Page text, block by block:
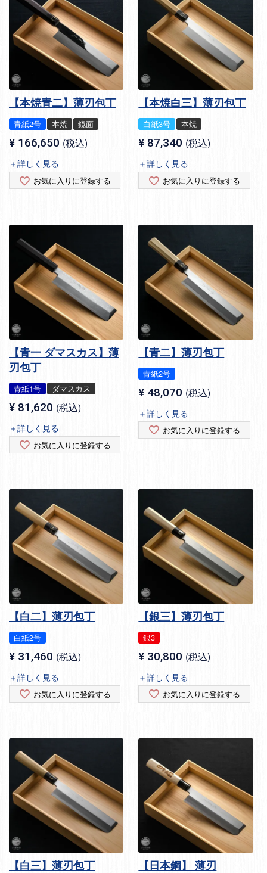
【本焼青二】薄刃包丁
青紙2号 本焼 鏡面
¥ 166,650 税込
＋詳しく見る
お気に入りに登録する
【本焼白三】薄刃包丁
白紙3号 本焼
¥ 87,340 税込
＋詳しく見る
お気に入りに登録する
【青一 ダマスカス】薄
刃包丁
青紙1号 ダマスカス
¥ 81,620 税込
＋詳しく見る
お気に入りに登録する
【青二】薄刃包丁
青紙2号
¥ 48,070 税込
＋詳しく見る
お気に入りに登録する
【白二】薄刃包丁
白紙2号
¥ 31,460 税込
＋詳しく見る
お気に入りに登録する
【銀三】薄刃包丁
銀3
¥ 30,800 税込
＋詳しく見る
お気に入りに登録する
【白三】薄刃包丁 【日本鋼】 薄刃